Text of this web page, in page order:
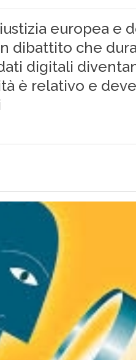
europea e
dibattito che
digitali
è relativo e